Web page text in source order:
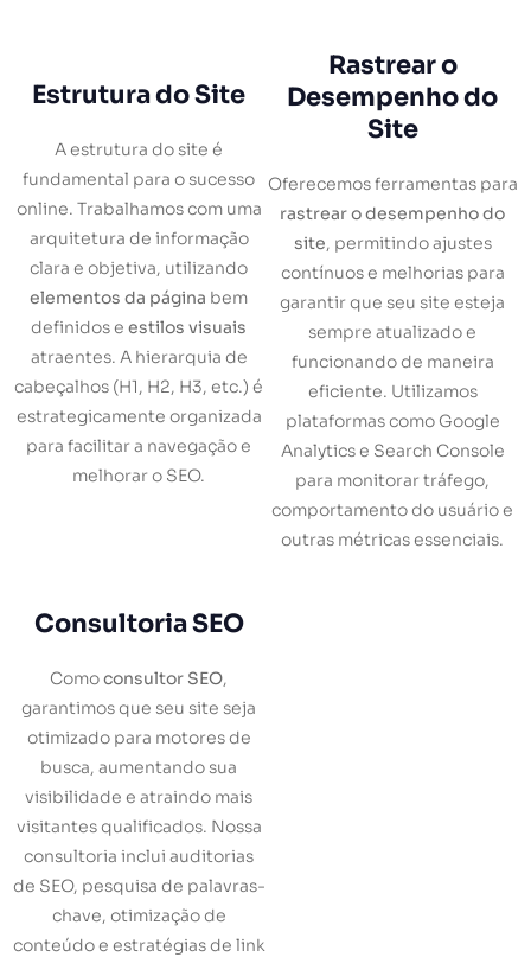
Estrutura do Site
A estrutura do site é
fundamental para o sucesso
online. Trabalhamos com uma
arquitetura de informação
clara e objetiva, utilizando
elementos da página bem
definidos e estilos visuais
atraentes. A hierarquia de
cabeçalhos (H1, H2, H3, etc.) é
estrategicamente organizada
para facilitar a navegação e
melhorar o SEO.
Rastrear o
Desempenho do
Site
Oferecemos ferramentas para
rastrear o desempenho do
site, permitindo ajustes
contínuos e melhorias para
garantir que seu site esteja
sempre atualizado e
funcionando de maneira
eficiente. Utilizamos
plataformas como Google
Analytics e Search Console
para monitorar tráfego,
comportamento do usuário e
outras métricas essenciais.
Consultoria SEO
Comoconsultor SEO,
garantimos que seu site seja
otimizado para motores de
busca, aumentando sua
visibilidade e atraindo mais
visitantes qualificados. Nossa
consultoria inclui auditorias
de SEO, pesquisa de palavras-
chave, otimização de
conteúdo e estratégias de link